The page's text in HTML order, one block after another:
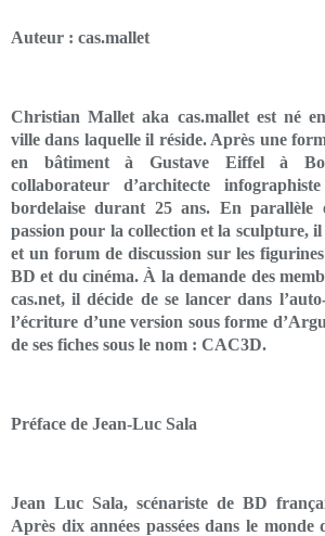
Auteur : cas.mallet
Christian Mallet aka cas.mallet est né
ville dans laquelle il réside. Après une
en bâtiment à Gustave Eiffel à
collaborateur d’architecte
bordelaise durant 25 ans. En parallèle
passion pour la collection et la sculpture, il
et un forum de discussion sur les
BD et du cinéma. À la demande des
cas.net, il décide de se lancer dans
l’écriture d’une version sous forme
de ses fiches sous le nom : CAC3D.
Préface de Jean-Luc Sala
Jean Luc Sala, scénariste de BD
Après dix années passées dans le